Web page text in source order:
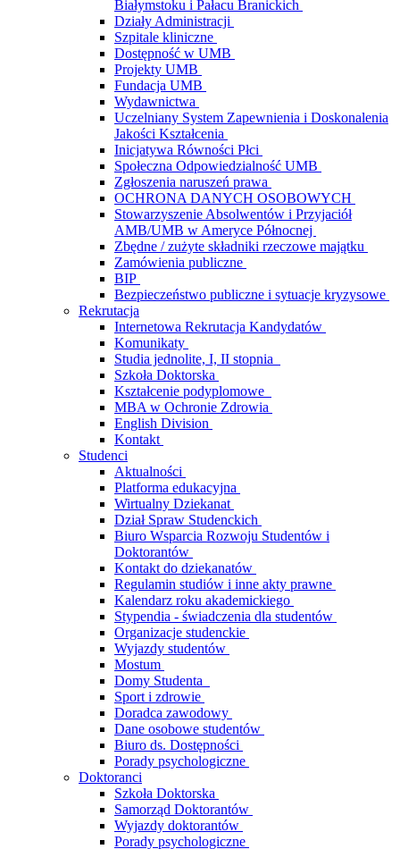
Białymstoku i Pałacu Branickich
Działy Administracji
Szpitale kliniczne
Dostępność w UMB
Projekty UMB
Fundacja UMB
Wydawnictwa
Uczelniany System Zapewnienia i Doskonalenia
Jakości Kształcenia
Inicjatywa Równości Płci
Społeczna Odpowiedzialność UMB
Zgłoszenia naruszeń prawa
OCHRONA DANYCH OSOBOWYCH
Stowarzyszenie Absolwentów i Przyjaciół
AMB/UMB w Ameryce Północnej
Zbędne / zużyte składniki rzeczowe majątku
Zamówienia publiczne
BIP
Bezpieczeństwo publiczne i sytuacje kryzysowe
Rekrutacja
Internetowa Rekrutacja Kandydatów
Komunikaty
Studia jednolite, I, II stopnia
Szkoła Doktorska
Kształcenie podyplomowe
MBA w Ochronie Zdrowia
English Division
Kontakt
Studenci
Aktualności
Platforma edukacyjna
Wirtualny Dziekanat
Dział Spraw Studenckich
Biuro Wsparcia Rozwoju Studentów i
Doktorantów
Kontakt do dziekanatów
Regulamin studiów i inne akty prawne
Kalendarz roku akademickiego
Stypendia - świadczenia dla studentów
Organizacje studenckie
Wyjazdy studentów
Mostum
Domy Studenta
Sport i zdrowie
Doradca zawodowy
Dane osobowe studentów
Biuro ds. Dostępności
Porady psychologiczne
Doktoranci
Szkoła Doktorska
Samorząd Doktorantów
Wyjazdy doktorantów
Porady psychologiczne